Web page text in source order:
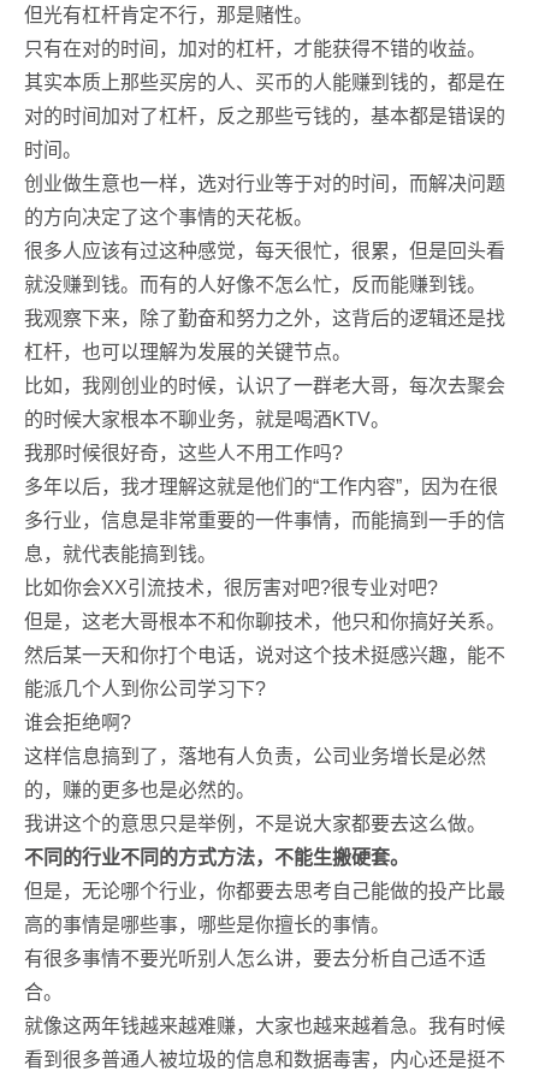
但光有杠杆肯定不行，那是赌性。
只有在对的时间，加对的杠杆，才能获得不错的收益。
其实本质上那些买房的人、买币的人能赚到钱的，都是在
对的时间加对了杠杆，反之那些亏钱的，基本都是错误的
时间。
创业做生意也一样，选对行业等于对的时间，而解决问题
的方向决定了这个事情的天花板。
很多人应该有过这种感觉，每天很忙，很累，但是回头看
就没赚到钱。而有的人好像不怎么忙，反而能赚到钱。
我观察下来，除了勤奋和努力之外，这背后的逻辑还是找
杠杆，也可以理解为发展的关键节点。
比如，我刚创业的时候，认识了一群老大哥，每次去聚会
的时候大家根本不聊业务，就是喝酒KTV。
我那时候很好奇，这些人不用工作吗?
多年以后，我才理解这就是他们的“工作内容”，因为在很
多行业，信息是非常重要的一件事情，而能搞到一手的信
息，就代表能搞到钱。
比如你会XX引流技术，很厉害对吧?很专业对吧?
但是，这老大哥根本不和你聊技术，他只和你搞好关系。
然后某一天和你打个电话，说对这个技术挺感兴趣，能不
能派几个人到你公司学习下?
谁会拒绝啊?
这样信息搞到了，落地有人负责，公司业务增长是必然
的，赚的更多也是必然的。
我讲这个的意思只是举例，不是说大家都要去这么做。
不同的行业不同的方式方法，不能生搬硬套。
但是，无论哪个行业，你都要去思考自己能做的投产比最
高的事情是哪些事，哪些是你擅长的事情。
有很多事情不要光听别人怎么讲，要去分析自己适不适
合。
就像这两年钱越来越难赚，大家也越来越着急。我有时候
看到很多普通人被垃圾的信息和数据毒害，内心还是挺不